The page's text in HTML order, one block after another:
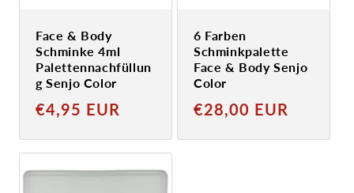
Face & Body
Schminke 4ml
Palettennachfüllun
g Senjo Color
Normaler
€4,95 EUR
6 Farben
Schminkpalette
Face & Body Senjo
Color
Normaler
€28,00 EUR